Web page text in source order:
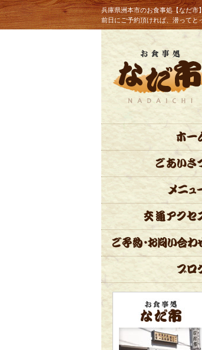
兵庫県洲本市のお食事処【なだ市
前日にご予約頂ければ、潜って